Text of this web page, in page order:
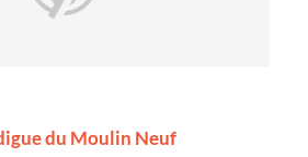
du Moulin Neuf